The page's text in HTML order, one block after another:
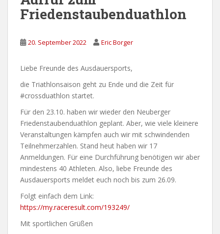
Friedenstaubenduathlon
20. September 2022 Eric Borger
Liebe Freunde des Ausdauersports,
die Triathlonsaison geht zu Ende und die Zeit für
#crossduathlon startet.
Für den 23.10. haben wir wieder den Neuberger
Friedenstaubenduathlon geplant. Aber, wie viele kleinere
Veranstaltungen kämpfen auch wir mit schwindenden
Teilnehmerzahlen. Stand heut haben wir 17
Anmeldungen. Für eine Durchführung benötigen wir aber
mindestens 40 Athleten. Also, liebe Freunde des
Ausdauersports meldet euch noch bis zum 26.09.
Folgt einfach dem Link:
https://my.raceresult.com/193249/
Mit sportlichen Grüßen